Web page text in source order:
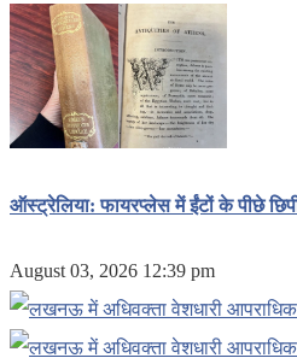
ऑस्ट्रेलिया: फायरप्लेस में ईंटों के पीछे
August 03, 2026 12:39 pm